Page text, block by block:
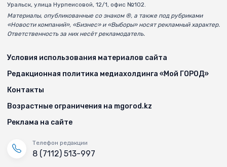
Уральск, улица Нурпеисовой, 12/1, офис №102.
Материалы, опубликованные со знаком ®, а также под рубриками
«Новости компаний», «Бизнес» и «Выборы» носят рекламный характер.
Ответственность за них несёт рекламодатель.
Условия использования материалов сайта
Редакционная политика медиахолдинга «Мой ГОРОД»
Контакты
Возрастные ограничения на mgorod.kz
Реклама на сайте
Телефон редакции
8 (7112) 513-997